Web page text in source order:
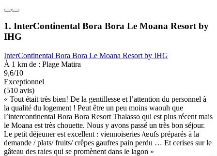
1. InterContinental Bora Bora Le Moana Resort by
IHG
InterContinental Bora Bora Le Moana Resort by IHG
À 1 km de : Plage Matira
9,6/10
Exceptionnel
(510 avis)
« Tout était très bien! De la gentillesse et l’attention du personnel à
la qualité du logement ! Peut être un peu moins waouh que
l’intercontinental Bora Bora Resort Thalasso qui est plus récent mais
le Moana est très chouette. Nous y avons passé un très bon séjour.
Le petit déjeuner est excellent : viennoiseries /œufs préparés à la
demande / plats/ fruits/ crêpes gaufres pain perdu … Et cerises sur le
gâteau des raies qui se promènent dans le lagon »